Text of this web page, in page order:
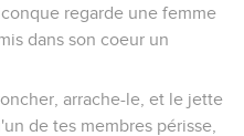
regarde une femme
dans son coeur un
arrache-le, et le jette
de tes membres périsse,